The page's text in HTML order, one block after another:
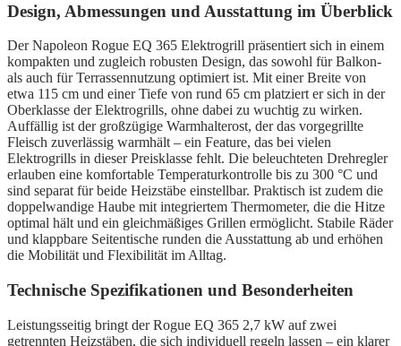
Design, Abmessungen und Ausstattung im Überblick
Der Napoleon Rogue EQ 365 Elektrogrill präsentiert sich in einem
kompakten und zugleich robusten Design, das sowohl für Balkon-
als auch für Terrassennutzung optimiert ist. Mit einer Breite von
etwa 115 cm und einer Tiefe von rund 65 cm platziert er sich in der
Oberklasse der Elektrogrills, ohne dabei zu wuchtig zu wirken.
Auffällig ist der großzügige Warmhalterost, der das vorgegrillte
Fleisch zuverlässig warmhält – ein Feature, das bei vielen
Elektrogrills in dieser Preisklasse fehlt. Die beleuchteten Drehregler
erlauben eine komfortable Temperaturkontrolle bis zu 300 °C und
sind separat für beide Heizstäbe einstellbar. Praktisch ist zudem die
doppelwandige Haube mit integriertem Thermometer, die die Hitze
optimal hält und ein gleichmäßiges Grillen ermöglicht. Stabile Räder
und klappbare Seitentische runden die Ausstattung ab und erhöhen
die Mobilität und Flexibilität im Alltag.
Technische Spezifikationen und Besonderheiten
Leistungsseitig bringt der Rogue EQ 365 2,7 kW auf zwei
getrennten Heizstäben, die sich individuell regeln lassen – ein klarer